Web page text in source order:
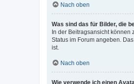
Nach oben
Was sind das für Bilder, die
In der Beitragsansicht können
Status im Forum angeben.
ist.
Nach oben
Wie verwende ich einen